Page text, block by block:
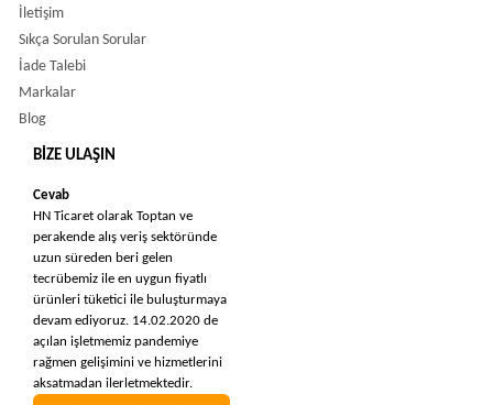
İletişim
Sıkça Sorulan Sorular
İade Talebi
Markalar
Blog
BIZE ULAŞIN
Cevab
HN Ticaret olarak Toptan ve
perakende alış veriş sektöründe
uzun süreden beri gelen
tecrübemiz ile en uygun fiyatlı
ürünleri tüketici ile buluşturmaya
devam ediyoruz. 14.02.2020 de
açılan işletmemiz pandemiye
rağmen gelişimini ve hizmetlerini
aksatmadan ilerletmektedir.